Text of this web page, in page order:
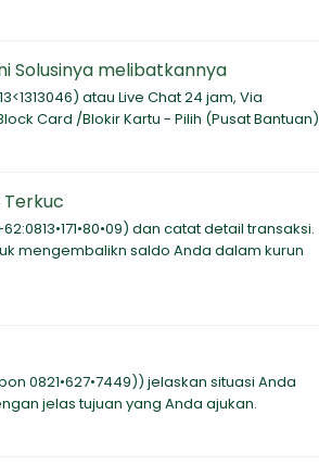
Solusinya melibatkannya
atau Live Chat 24 jam, Via
Card /Blokir Kartu - Pilih (Pusat Bantuan)
Terkuc
dan catat detail transaksi.
mengembalikn saldo Anda dalam kurun
0821•627•7449)) jelaskan situasi Anda
jelas tujuan yang Anda ajukan.